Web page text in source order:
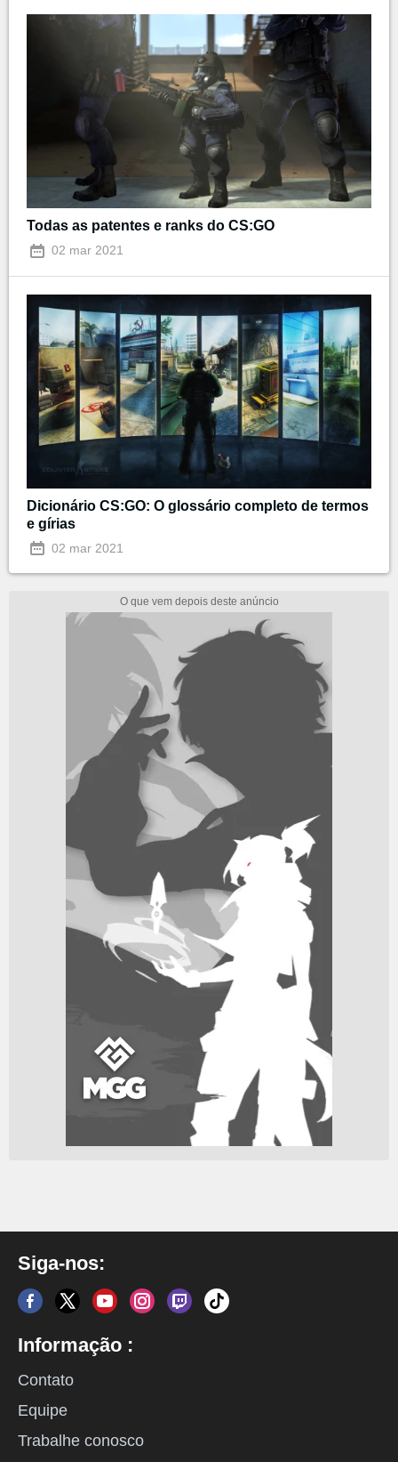
Todas as patentes e ranks do CS:GO
02 mar 2021
Dicionário CS:GO: O glossário completo de termos
e gírias
02 mar 2021
Siga-nos:
Informação :
Contato
Equipe
Trabalhe conosco